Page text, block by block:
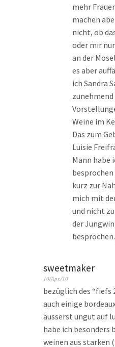
mehr
machen
nicht, ob
oder mir
an der
es aber
ich Sandra
Weine im
Das zum
Luisie
Mann habe
kurz zur
mich mit
und nicht
der
sweetmaker
10/Apr./10
bezüglich des “fiefs
auch einige
äusserst ungut auf
habe ich besonders
weinen aus starken